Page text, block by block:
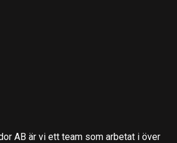
AB är vi ett team som arbetat i över